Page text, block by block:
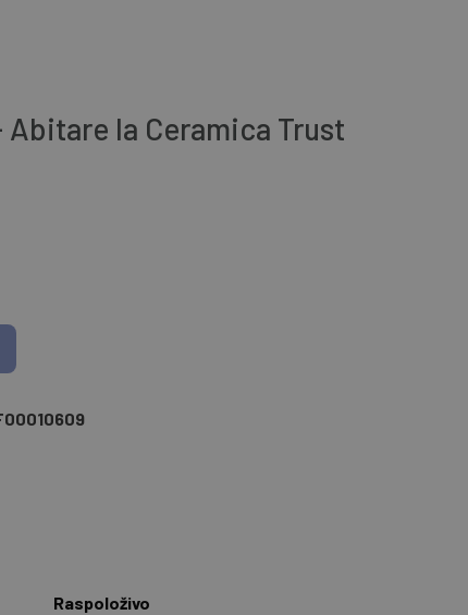
la Ceramica Trust
Raspoloživo